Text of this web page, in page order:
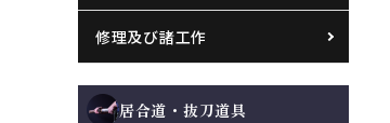
修理及び諸工作
居合道・抜刀道具